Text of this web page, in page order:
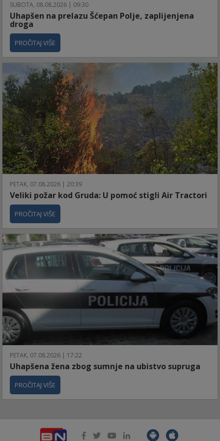
SUBOTA, 08.08.2026 | 09:30
Uhapšen na prelazu Šćepan Polje, zaplijenjena
droga
PROČITAJ VIŠE
PETAK, 07.08.2026 | 20:39
Veliki požar kod Gruda: U pomoć stigli Air Tractori
PROČITAJ VIŠE
PETAK, 07.08.2026 | 17:22
Uhapšena žena zbog sumnje na ubistvo supruga
PROČITAJ VIŠE